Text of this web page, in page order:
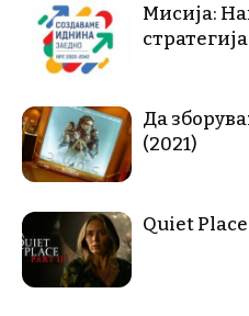
Мисија:
стратегија
Да
(2021)
Quiet